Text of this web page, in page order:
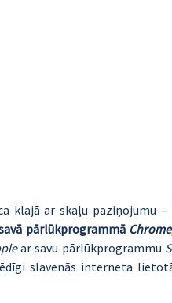
klajā ar skaļu paziņojumu –
pārlūkprogrammā Chrome
ar savu pārlūkprogrammu
slavenās interneta